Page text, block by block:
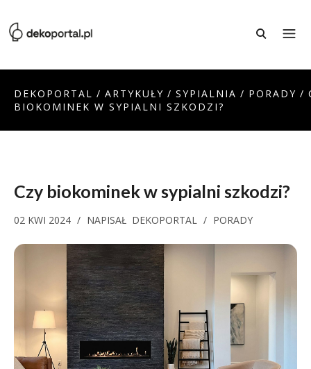
DEKOPORTAL / ARTYKUŁY / SYPIALNIA / PORADY /
BIOKOMINEK W SYPIALNI SZKODZI?
Czy biokominek w sypialni szkodzi?
02 KWI 2024 / NAPISAŁ DEKOPORTAL / PORADY